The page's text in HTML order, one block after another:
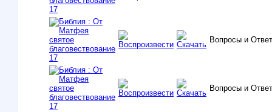
Вопросы и
Вопросы и